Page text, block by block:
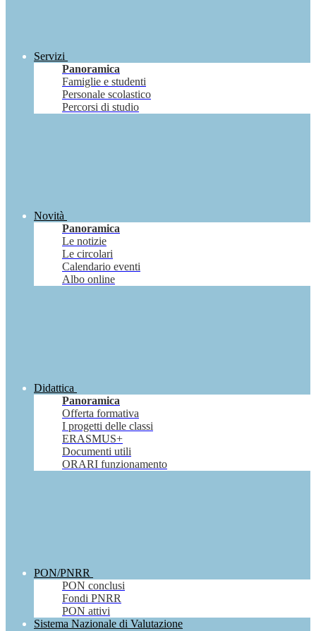
Servizi
Panoramica
Famiglie e studenti
Personale scolastico
Percorsi di studio
Novità
Panoramica
Le notizie
Le circolari
Calendario eventi
Albo online
Didattica
Panoramica
Offerta formativa
I progetti delle classi
ERASMUS+
Documenti utili
ORARI funzionamento
PON/PNRR
PON conclusi
Fondi PNRR
PON attivi
Sistema Nazionale di Valutazione